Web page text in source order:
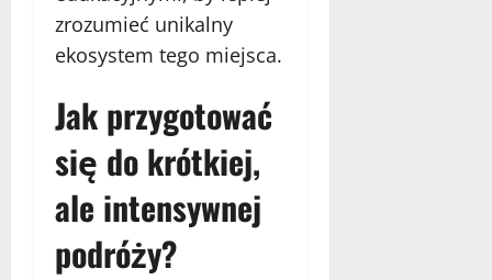
zrozumieć unikalny
ekosystem tego miejsca.
Jak przygotować
się do krótkiej,
ale intensywnej
podróży?